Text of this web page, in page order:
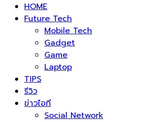
HOME
Future Tech
Mobile Tech
Gadget
Game
Laptop
TIPS
รีวิว
ข่าวไอที
Social Network